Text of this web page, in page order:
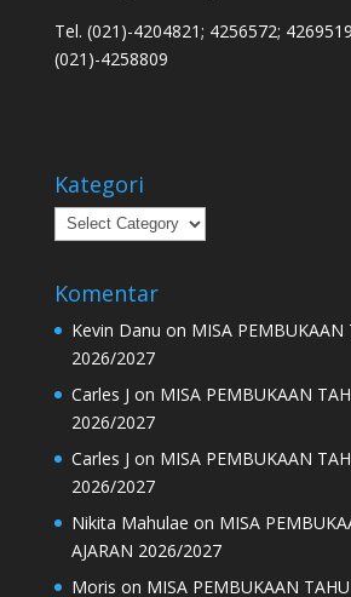
Tel. (021)-4204821; 4256572;
(021)-4258809
Kategori
Kategori
Komentar
Kevin Danu on MISA PEMBUKAAN
2026/2027
Carles J on MISA PEMBUKAAN
2026/2027
Carles J on MISA PEMBUKAAN
2026/2027
Nikita Mahulae on MISA
AJARAN 2026/2027
Moris on MISA PEMBUKAAN